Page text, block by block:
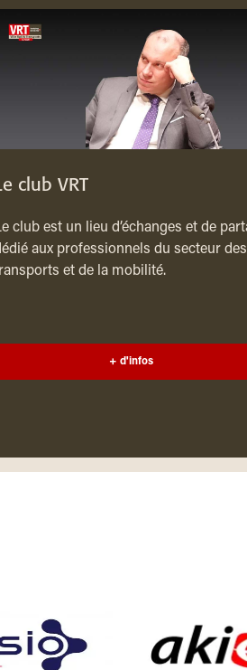
club VRT
club est un lieu d’échanges et de
aux professionnels du secteur des
et de la mobilité.
+ d'infos